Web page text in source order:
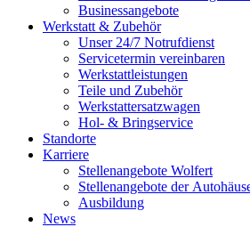
Businessangebote
Werkstatt & Zubehör
Unser 24/7 Notrufdienst
Servicetermin vereinbaren
Werkstattleistungen
Teile und Zubehör
Werkstattersatzwagen
Hol- & Bringservice
Standorte
Karriere
Stellenangebote Wolfert
Stellenangebote der
Ausbildung
News